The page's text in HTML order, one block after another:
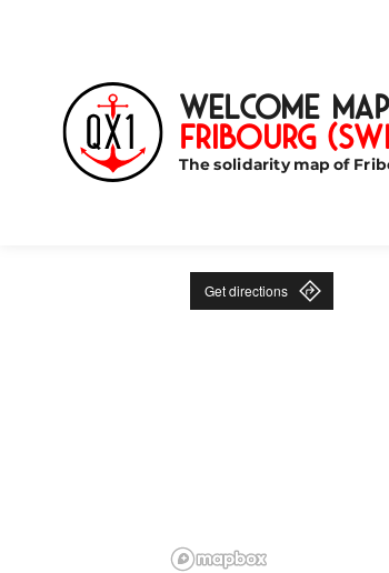
Welcome Map
Fribourg
The solidarity map of
Get directions